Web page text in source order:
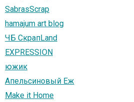
SabrasScrap
hamajum art blog
ЧБ СкрапLand
EXPRESSION
южик
Апельсиновый Еж
Make it Home